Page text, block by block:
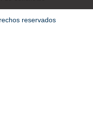
reservados